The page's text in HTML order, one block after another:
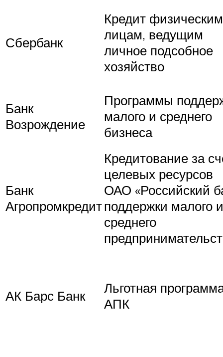
Сбербанк
Кредит физическим
лицам, ведущим
личное подсобное
хозяйство
Банк
Возрождение
Программы
малого и среднего
бизнеса
Банк
Агропромкредит
Кредитование за
целевых ресурсов
ОАО «Российский
поддержки малого и
среднего
АК Барс Банк
Льготная
АПК